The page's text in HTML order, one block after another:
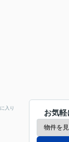
入り
お気